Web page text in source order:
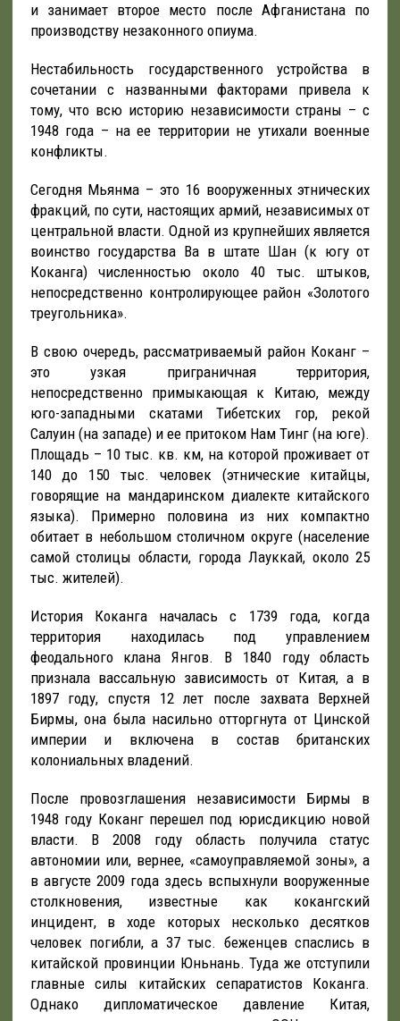
и занимает второе место после Афганистана по
производству незаконного опиума.
Нестабильность государственного устройства в
сочетании с названными факторами привела к
тому, что всю историю независимости страны – с
1948 года – на ее территории не утихали военные
конфликты.
Сегодня Мьянма – это 16 вооруженных этнических
фракций, по сути, настоящих армий, независимых от
центральной власти. Одной из крупнейших является
воинство государства Ва в штате Шан (к югу от
Коканга) численностью около 40 тыс. штыков,
непосредственно контролирующее район «Золотого
треугольника».
В свою очередь, рассматриваемый район Коканг –
это узкая приграничная территория,
непосредственно примыкающая к Китаю, между
юго-западными скатами Тибетских гор, рекой
Салуин (на западе) и ее притоком Нам Тинг (на юге).
Площадь – 10 тыс. кв. км, на которой проживает от
140 до 150 тыс. человек (этнические китайцы,
говорящие на мандаринском диалекте китайского
языка). Примерно половина из них компактно
обитает в небольшом столичном округе (население
самой столицы области, города Лауккай, около 25
тыс. жителей).
История Коканга началась с 1739 года, когда
территория находилась под управлением
феодального клана Янгов. В 1840 году область
признала вассальную зависимость от Китая, а в
1897 году, спустя 12 лет после захвата Верхней
Бирмы, она была насильно отторгнута от Цинской
империи и включена в состав британских
колониальных владений.
После провозглашения независимости Бирмы в
1948 году Коканг перешел под юрисдикцию новой
власти. В 2008 году область получила статус
автономии или, вернее, «самоуправляемой зоны», а
в августе 2009 года здесь вспыхнули вооруженные
столкновения, известные как кокангский
инцидент, в ходе которых несколько десятков
человек погибли, а 37 тыс. беженцев спаслись в
китайской провинции Юньнань. Туда же отступили
главные силы китайских сепаратистов Коканга.
Однако дипломатическое давление Китая,